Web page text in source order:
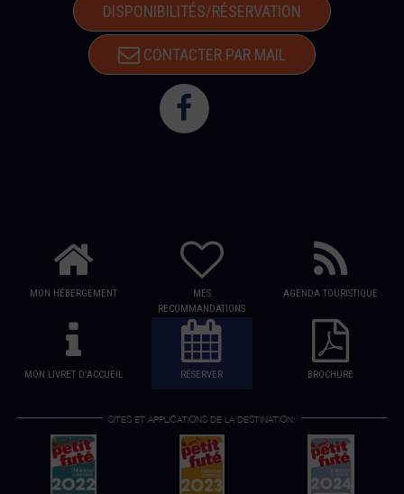
DISPONIBILITÉS/RÉSERVATION
CONTACTER PAR MAIL
MON HÉBERGEMENT
MES
RECOMMANDATIONS
AGENDA TOURISTIQUE
MON LIVRET D'ACCUEIL RÉSERVER BROCHURE
SITES ET APPLICATIONS DE LA DESTINATION: